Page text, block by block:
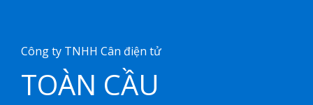
Công ty TNHH Cân điện tử
TOÀN CẦU